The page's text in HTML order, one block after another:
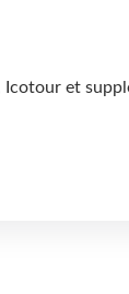
Icotour et